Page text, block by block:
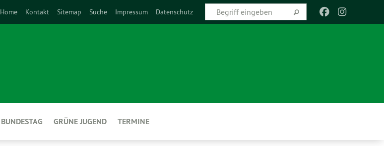
Home Kontakt Sitemap Suche Impressum Datenschutz
BUNDESTAG GRÜNE JUGEND TERMINE